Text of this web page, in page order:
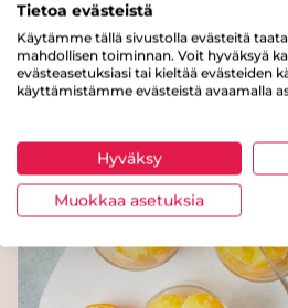
Kokeile myös
Tietoa evästeistä
Käytämme tällä sivustolla evästeitä
mahdollisen toiminnan. Voit hyväksyä
evästeasetuksiasi tai kieltää evästeiden
käyttämistämme evästeistä avaamalla
Hyväksy
Muokkaa asetuksia